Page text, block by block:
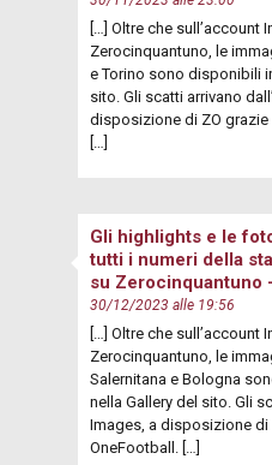
[…] Oltre che
Zerocinquantuno, le
e Torino sono disponibili
sito. Gli scatti arrivano
disposizione di ZO grazie
Gli highlights e le
tutti i numeri della
su Zerocinquantuno
30/12/2023 alle 19:56
[…] Oltre che
Zerocinquantuno, le
Salernitana e Bologna
nella Gallery del sito. Gli
Images, a disposizione di
OneFootball. […]